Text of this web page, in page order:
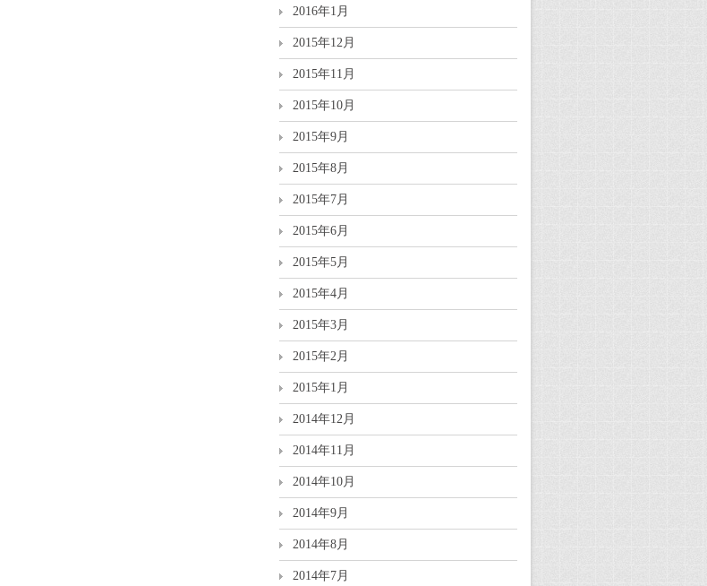
2016年1月
2015年12月
2015年11月
2015年10月
2015年9月
2015年8月
2015年7月
2015年6月
2015年5月
2015年4月
2015年3月
2015年2月
2015年1月
2014年12月
2014年11月
2014年10月
2014年9月
2014年8月
2014年7月